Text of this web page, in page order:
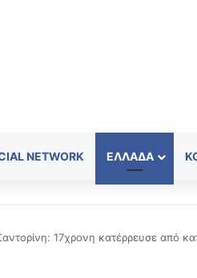
NETWORK ΕΛΛΆΔΑ
17χρονη κατέρρευσε από